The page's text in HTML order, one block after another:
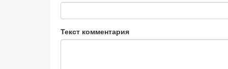
Текст комментария